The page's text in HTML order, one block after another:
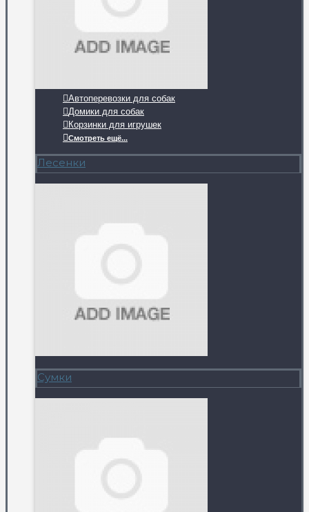
Автоперевозки для собак
Домики для собак
Корзинки для игрушек
Смотреть ещё...
Лесенки
Сумки